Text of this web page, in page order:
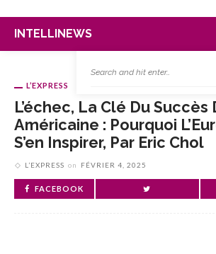
INTELLINEWS
L’EXPRESS
L’échec, La Clé Du Succès
Américaine : Pourquoi
S’en Inspirer, Par Eric Chol
L’EXPRESS on FÉVRIER 4, 2025
FACEBOOK